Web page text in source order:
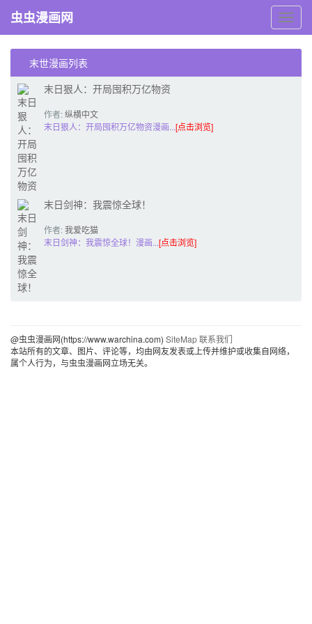
虫
虫
漫
网
虫虫漫画网
末世漫画列表
末日狠人：开局囤积万亿物资
作者:纵横中文
网
末日狠人：开局囤积万亿物资漫画...[点击浏览]
末日剑神：我震惊全球！
作者:我爱吃猫
片啊
末日剑神：我震惊全球！漫画...[点击浏览]
@虫虫漫画网(https://www.warchina.com) SiteMap联系我们
本站所有的文章、图片、评论等，均由网友发表或上传并维护或收集自网络，
属个人行为，与虫虫漫画网立场无关。